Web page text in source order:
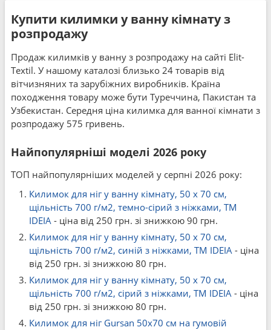
Купити килимки у ванну кімнату з
розпродажу
Продаж килимків у ванну з розпродажу на сайті Elit-
Textil. У нашому каталозі близько 24 товарів від
вітчизняних та зарубіжних виробників. Країна
походження товару може бути Туреччина, Пакистан та
Узбекистан. Середня ціна килимка для ванної кімнати з
розпродажу 575 гривень.
Найпопулярніші моделі 2026 року
ТОП найпопулярніших моделей у серпні 2026 року:
Килимок для ніг у ванну кімнату, 50 x 70 см,
щільність 700 г/м2, темно-сірий з ніжками, ТМ
IDEIA - ціна від 250 грн. зі знижкою 90 грн.
Килимок для ніг у ванну кімнату, 50 x 70 см,
щільність 700 г/м2, синій з ніжками, ТМ IDEIA - ціна
від 250 грн. зі знижкою 80 грн.
Килимок для ніг у ванну кімнату, 50 x 70 см,
щільність 700 г/м2, сірий з ніжками, ТМ IDEIA - ціна
від 250 грн. зі знижкою 80 грн.
Килимок для ніг Gursan 50x70 см на гумовій